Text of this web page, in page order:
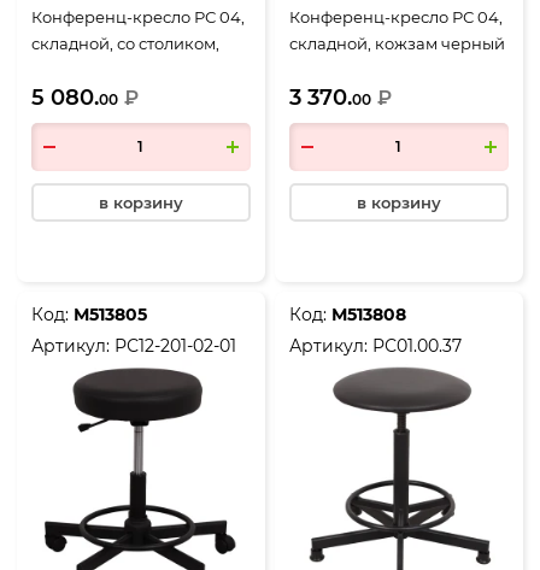
Конференц-кресло РС 04,
складной, со столиком,
01.00.04), 50415414
5 080.00 ₽
в корзину
Конференц-кресло РС 04,
складной, кожзам черный
3 370.00 ₽
в корзину
Код: М513805
Артикул: РС12-201-02-01
Код: М513808
Артикул: РС01.00.37